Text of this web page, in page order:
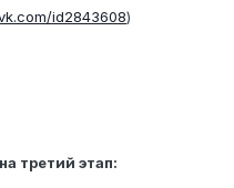
id2843608)
третий этап: